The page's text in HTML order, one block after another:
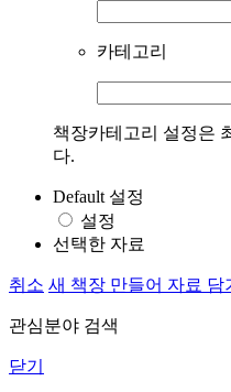
카테고리
책장카테고리 설정은
다.
Default 설정
설정
선택한 자료
취소 새 책장 만들어 자료 담
관심분야 검색
닫기